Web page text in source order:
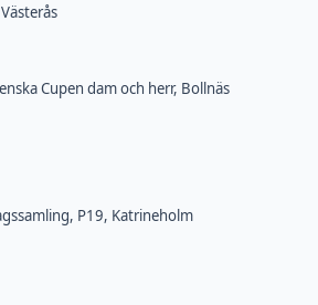
Cupen dam och herr, Bollnäs
P19, Katrineholm